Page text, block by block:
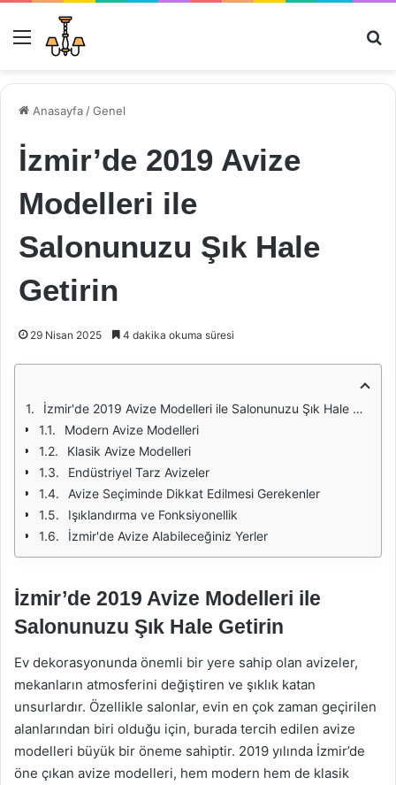
Menü
Anasayfa /Genel
İzmir’de 2019 Avize
Modelleri ile
Salonunuzu Şık Hale
Getirin
29 Nisan 2025 4 dakika okuma süresi
İzmir'de 2019 Avize Modelleri ile Salonunuzu Şık Hale Getirin
Modern Avize Modelleri
Klasik Avize Modelleri
Endüstriyel Tarz Avizeler
Avize Seçiminde Dikkat Edilmesi Gerekenler
Işıklandırma ve Fonksiyonellik
İzmir'de Avize Alabileceğiniz Yerler
İzmir’de 2019 Avize Modelleri ile
Salonunuzu Şık Hale Getirin
Ev dekorasyonunda önemli bir yere sahip olan avizeler,
mekanların atmosferini değiştiren ve şıklık katan
unsurlardır. Özellikle salonlar, evin en çok zaman geçirilen
alanlarından biri olduğu için, burada tercih edilen avize
modelleri büyük bir öneme sahiptir. 2019 yılında İzmir’de
öne çıkan avize modelleri, hem modern hem de klasik